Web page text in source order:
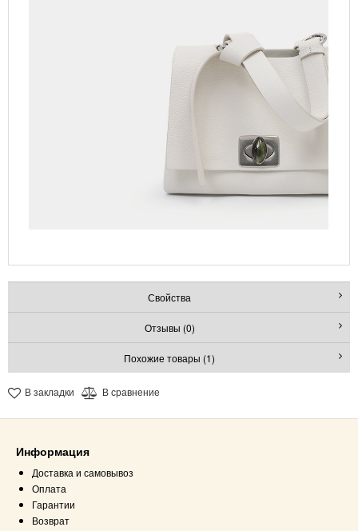
Свойства
Отзывы (0)
Похожие товары (1)
В закладки В сравнение
Информация
Доставка и самовывоз
Оплата
Гарантии
Возврат